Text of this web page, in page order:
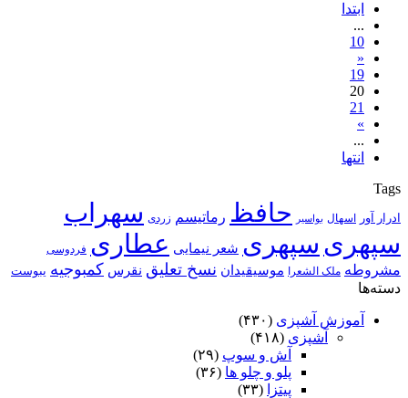
ابتدا
...
10
«
19
20
21
»
...
انتها
Tags
ادرار آور اسهال بواسیر حافظ رماتیسم زردی سهراب
سپهری سپهری شعر نیمایی عطاری فردوسی
مشروطه ملک الشعرا موسیقیدان نسخ تعلیق نقرس کمبوجیه یبوست
دسته‌ها
آموزش آشپزی (۴۳۰)
آشپزی (۴۱۸)
آش و سوپ (۲۹)
پلو و چلو ها (۳۶)
پیتزا
(۳۳)